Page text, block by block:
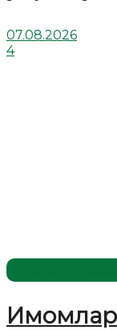
07.08.2026
4